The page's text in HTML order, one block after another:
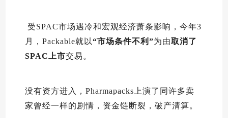
受SPAC市场遇冷和宏观经济萧条影响，今年3
月，Packable就以“市场条件不利”为由取消了
SPAC上市交易。
没有资方进入，Pharmapacks上演了同许多卖
家曾经一样的剧情，资金链断裂，破产清算。